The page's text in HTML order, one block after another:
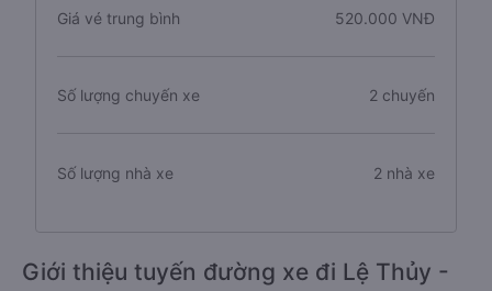
Giá vé trung bình 520.000 VNĐ
Số lượng chuyến xe 2 chuyến
Số lượng nhà xe 2 nhà xe
Giới thiệu tuyến đường xe đi Lệ Thủy -